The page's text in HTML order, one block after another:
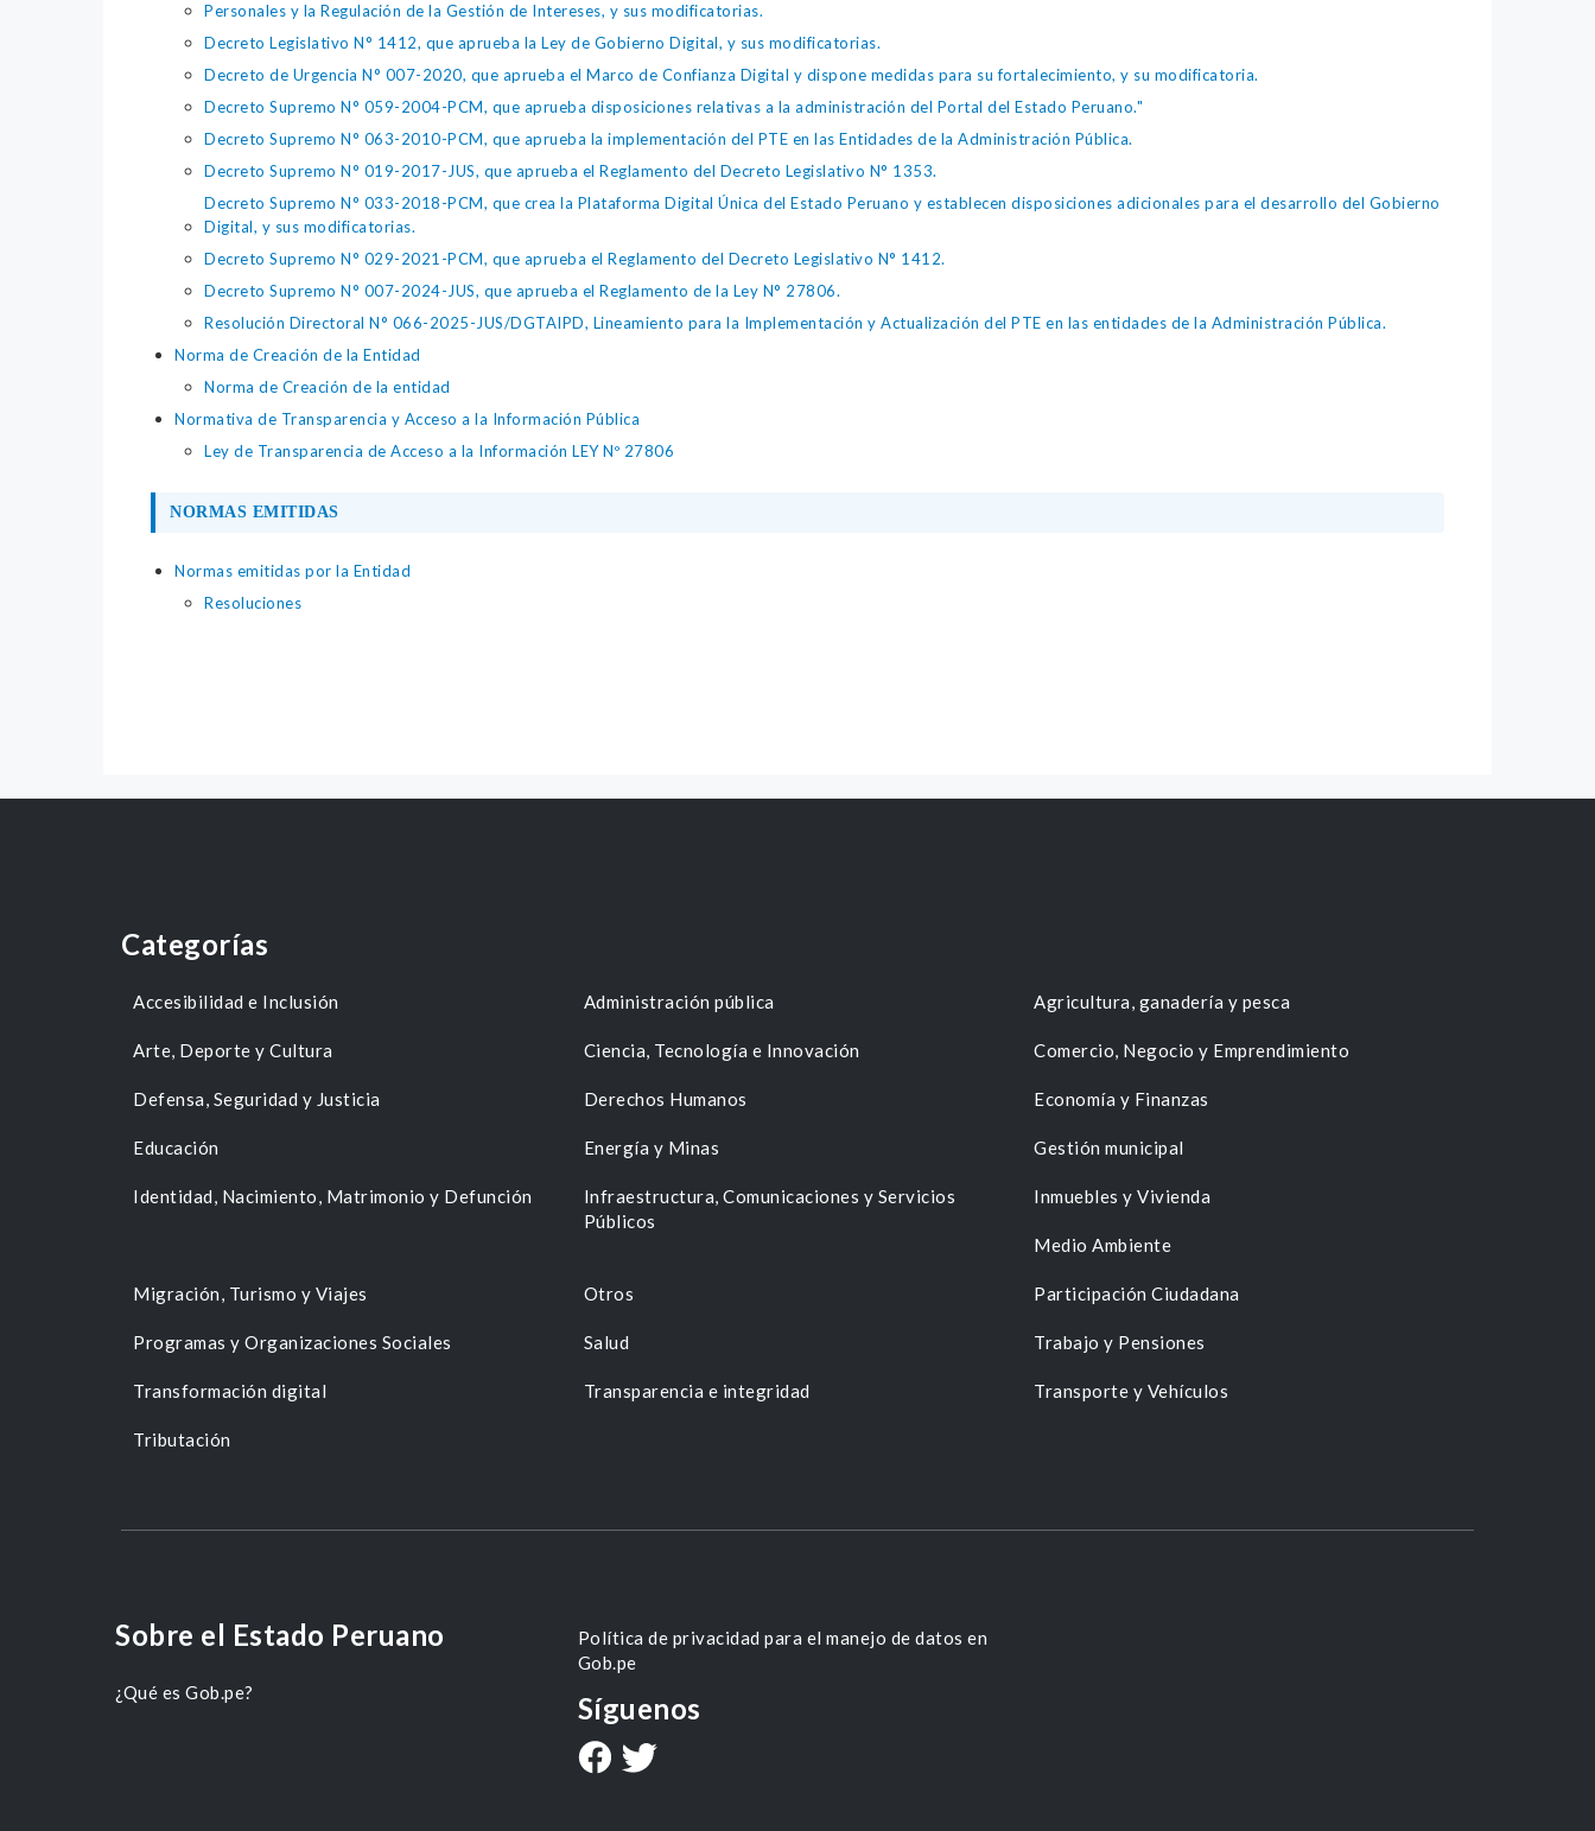
Personales y la Regulación de la Gestión de Intereses, y sus modificatorias.
Decreto Legislativo N° 1412, que aprueba la Ley de Gobierno Digital, y sus modificatorias.
Decreto de Urgencia N° 007-2020, que aprueba el Marco de Confianza Digital y dispone medidas para su fortalecimiento, y su modificatoria.
Decreto Supremo N° 059-2004-PCM, que aprueba disposiciones relativas a la administración del Portal del Estado Peruano."
Decreto Supremo N° 063-2010-PCM, que aprueba la implementación del PTE en las Entidades de la Administración Pública.
Decreto Supremo N° 019-2017-JUS, que aprueba el Reglamento del Decreto Legislativo N° 1353.
Decreto Supremo N° 033-2018-PCM, que crea la Plataforma Digital Única del Estado Peruano y establecen disposiciones adicionales para el desarrollo del Gobierno
Digital, y sus modificatorias.
Decreto Supremo N° 029-2021-PCM, que aprueba el Reglamento del Decreto Legislativo N° 1412.
Decreto Supremo N° 007-2024-JUS, que aprueba el Reglamento de la Ley N° 27806.
Resolución Directoral N° 066-2025-JUS/DGTAIPD, Lineamiento para la Implementación y Actualización del PTE en las entidades de la Administración Pública.
Norma de Creación de la Entidad
Norma de Creación de la entidad
Normativa de Transparencia y Acceso a la Información Pública
Ley de Transparencia de Acceso a la Información LEY Nº 27806
NORMAS EMITIDAS
Normas emitidas por la Entidad
Resoluciones
Categorías
Accesibilidad e Inclusión Administración pública Agricultura, ganadería y pesca
Arte, Deporte y Cultura Ciencia, Tecnología e Innovación Comercio, Negocio y Emprendimiento
Defensa, Seguridad y Justicia Derechos Humanos Economía y Finanzas
Educación Energía y Minas Gestión municipal
Identidad, Nacimiento, Matrimonio y Defunción
Infraestructura, Comunicaciones y Servicios
Públicos
Inmuebles y Vivienda
Medio Ambiente
Migración, Turismo y Viajes Otros Participación Ciudadana
Programas y Organizaciones Sociales Salud Trabajo y Pensiones
Transformación digital Transparencia e integridad Transporte y Vehículos
Tributación
Sobre el Estado Peruano
¿Qué es Gob.pe?
Política de privacidad para el manejo de datos en
Gob.pe
Síguenos